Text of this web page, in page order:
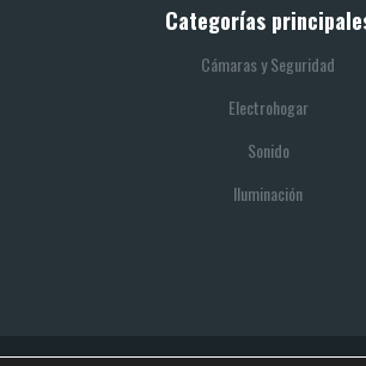
Categorías
Cámaras y Seguridad
Electrohogar
Sonido
Iluminación